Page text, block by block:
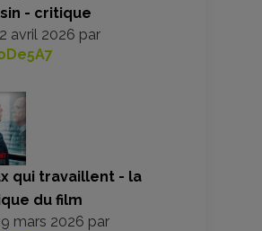
- critique
avril 2026 par
qui travaillent - la
du film
mars 2026 par